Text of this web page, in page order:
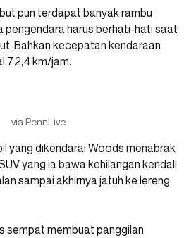
pun terdapat banyak rambu
pengendara harus berhati-hati saat
Bahkan kecepatan kendaraan
72,4 km/jam.
via PennLive
yang dikendarai Woods menabrak
yang ia bawa kehilangan kendali
sampai akhirnya jatuh ke lereng
sempat membuat panggilan